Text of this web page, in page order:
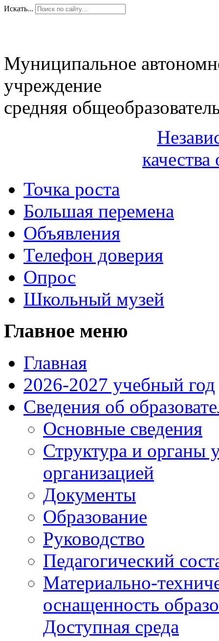
Искать...
Муниципальное
учреждение
средняя
качества
Точка роста
Большая перемена
Объявления
Телефон доверия
Опрос
Школьный музей
Главное меню
Главная
2026-2027 учебный год
Сведения об
Основные сведения
Структура и органы
организацией
Документы
Образование
Руководство
Педагогический
Материально-
оснащенность
Доступная среда